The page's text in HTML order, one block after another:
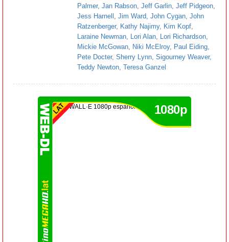
Palmer, Jan Rabson Jeff Garlin Jeff Pidgeon
Jess Harnell
Jim Ward John Cygan John
Ratzenberger, Kathy Najimy, Kim Kopf
Laraine Newman
Lori Alan Lori Richardson
Mickie McGowan
Niki McElroy, Paul Eiding
Pete Docter, Sherry Lynn Sigourney Weaver,
Teddy Newton Teresa Ganzel
1080p